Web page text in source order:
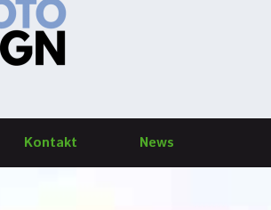
Kontakt News